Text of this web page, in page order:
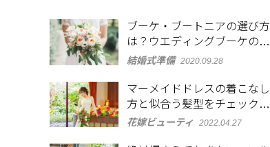
ブーケ・ブートニアの選び方
は？ウエディングブーケの形
や使われる花の種類と花言葉
結婚式準備 2020.09.28
マーメイドドレスの着こなし
方と似合う髪型をチェック！
大人の魅力を演出
花嫁ビューティ 2022.04.27